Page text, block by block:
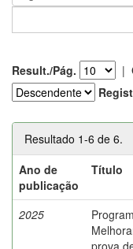
Result./Pág. |
Resultado 1-6 de 6.
Ano de
publicação
Título
2025
prova